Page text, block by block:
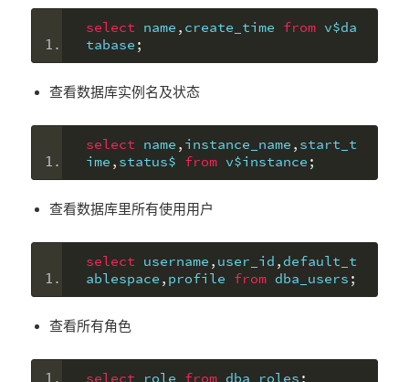
select name , create_time from v$da
tabase ;
查看数据库实例名及状态
select name , instance_name , start_t
ime , status$ from v$instance ;
查看数据库里所有使用用户
select username , user_id , default_t
ablespace , profile from dba_users ;
查看所有角色
select role from dba_roles ;